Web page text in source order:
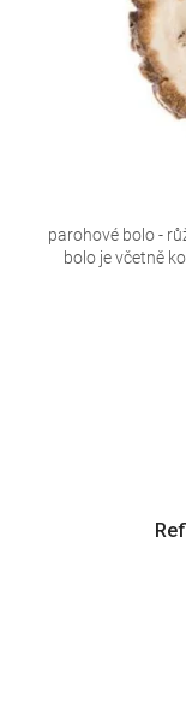
parohové bolo -
bolo je včetně